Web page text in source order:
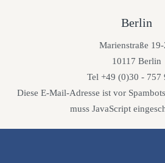
Berlin
Marienstraße
10117 Berlin
Tel +49 (0)30 - 757
Diese E-Mail-Adresse ist vor
muss JavaScript